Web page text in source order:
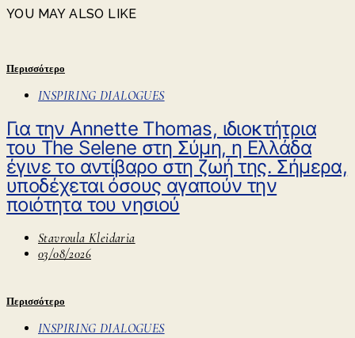
YOU MAY ALSO LIKE
Περισσότερο
INSPIRING DIALOGUES
Για την Annette Thomas, ιδιοκτήτρια
του The Selene στη Σύμη, η Ελλάδα
έγινε το αντίβαρο στη ζωή της. Σήμερα,
υποδέχεται όσους αγαπούν την
ποιότητα του νησιού
Stavroula Kleidaria
03/08/2026
Περισσότερο
INSPIRING DIALOGUES